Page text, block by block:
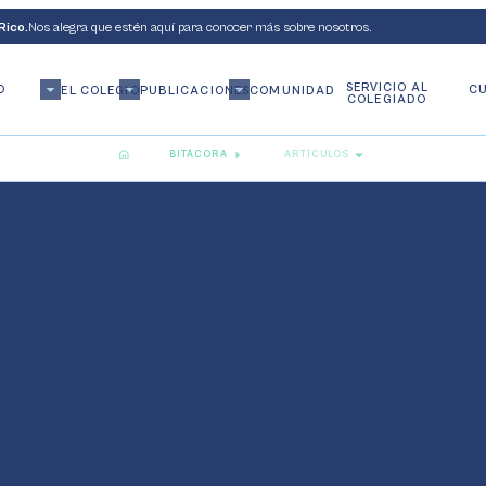
Nos alegra que estén aquí para conocer más sobre nosotros.
EL COLEGIOPUBLICACIONESCOMUNIDAD
SERVICIO AL
COLEGIADO
BITÁCORA ARTÍCULOS